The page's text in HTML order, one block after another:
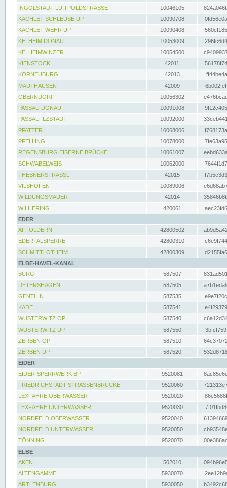
INGOLSTADT LUITPOLDSTRASSE
10046105
KACHLET SCHLEUSE UP
10090708
KACHLET WEHR UP
10090408
KELHEIM DONAU
10053009
KELHEIMWINZER
10054500
KIENSTOCK
42011
KORNEUBURG
42013
MAUTHAUSEN
42009
OBERNDORF
10056302
PASSAU DONAU
10091008
PASSAU ILZSTADT
10092000
PFATTER
10068006
PFELLING
10078000
REGENSBURG EISERNE BRÜCKE
10061007
SCHWABELWEIS
10062000
THEBNERSTRASSL
42015
VILSHOFEN
10089006
WILDUNGSMAUER
42014
WILHERING
420061
EDER
AFFOLDERN
42800502
EDERTALSPERRE
42800310
SCHMITTLOTHEIM
42800309
ELBE-HAVEL-KANAL
BURG
587507
DETERSHAGEN
587505
GENTHIN
587535
KADE
587541
WUSTERWITZ OP
587540
WUSTERWITZ UP
587550
ZERBEN OP
587510
ZERBEN UP
587520
EIDER
EIDER-SPERRWERK BP
9520081
FRIEDRICHSTADT STRASSENBRÜCKE
9520060
LEXFÄHRE OBERWASSER
9520020
LEXFÄHRE UNTERWASSER
9520030
NORDFELD OBERWASSER
9520040
NORDFELD UNTERWASSER
9520050
TÖNNING
9520070
ELBE
AKEN
502010
ALTENGAMME
5930070
ARTLENBURG
5930050